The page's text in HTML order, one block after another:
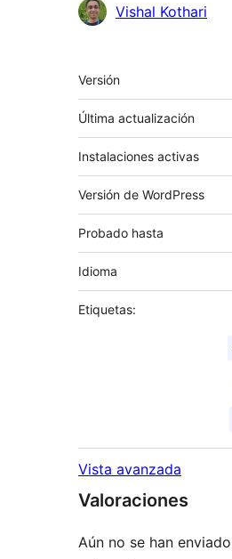
Colaboradores
Vishal Kothari
Meta
Versión
Última actualización
Instalaciones activas
Versión de WordPress
Probado hasta
Idioma
Etiquetas:
Vista avanzada
Valoraciones
Aún no se han enviado